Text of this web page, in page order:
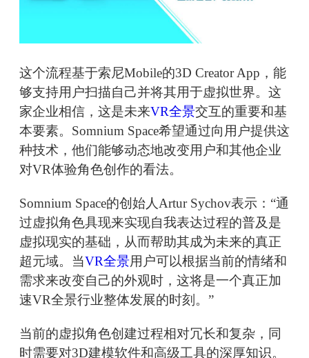
这个流程基于索尼Mobile的3D Creator App，能
够支持用户扫描自己并将其用于虚拟世界。这
家企业相信，这是未来VR全景交互的重要和基
本要素。Somnium Space希望通过向用户提供这
种技术，他们能够动态地改变用户和其他企业
对VR体验角色创作的看法。
Somnium Space的创始人Artur Sychov表示：“通
过虚拟角色具现来实现自我表达过程的普及是
虚拟现实的基础，从而帮助其成为未来的真正
超元域。当VR全景用户可以根据当前的情绪和
需求来改变自己的外观时，这将是一个真正加
速VR全景行业整体发展的时刻。”
当前的虚拟角色创建过程相对冗长和复杂，同
时需要对3D建模软件和高级工具的深厚知识。